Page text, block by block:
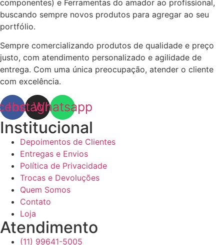
componentes) e Ferramentas do amador ao profissional,
buscando sempre novos produtos para agregar ao seu
portfólio.
Sempre comercializando produtos de qualidade e preço
justo, com atendimento personalizado e agilidade de
entrega. Com uma única preocupação, atender o cliente
com excelência.
Instagram
Whatsapp
Institucional
Depoimentos de Clientes
Entregas e Envios
Política de Privacidade
Trocas e Devoluções
Quem Somos
Contato
Loja
Atendimento
(11) 99641-5005